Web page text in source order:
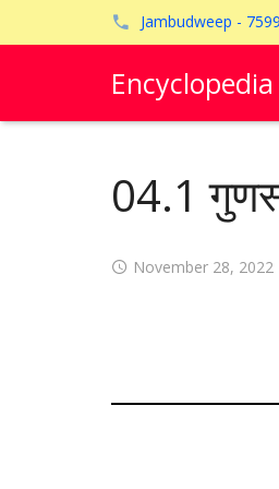
Jambudweep -
04.1
November 28, 2022